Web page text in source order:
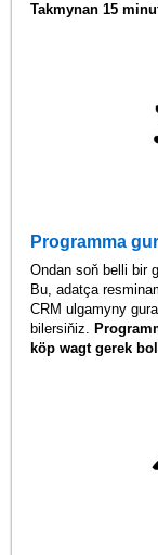
Takmynan 15
Programma
Ondan soň belli bir
Bu, adatça
CRM ulgamyny
bilersiňiz.
köp wagt gerek